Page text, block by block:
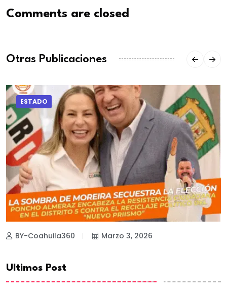
Comments are closed
Otras Publicaciones
ESTADO
BY-Coahuila360 Marzo 3, 2026
Ultimos Post